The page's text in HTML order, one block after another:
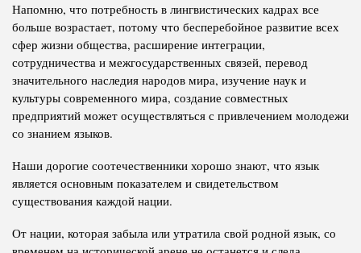
Напомню, что потребность в лингвистических кадрах все
больше возрастает, потому что бесперебойное развитие всех
сфер жизни общества, расширение интеграции,
сотрудничества и межгосударственных связей, перевод
значительного наследия народов мира, изучение наук и
культуры современного мира, создание совместных
предприятий может осуществляться с привлечением молодежи
со знанием языков.
Наши дорогие соотечественники хорошо знают, что язык
является основным показателем и свидетельством
существования каждой нации.
От нации, которая забыла или утратила свой родной язык, со